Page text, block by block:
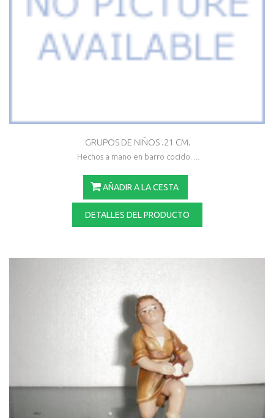
GRUPOS DE NIÑOS .21 CM.
Hechos a mano en barro cocido. ...
AÑADIR A LA CESTA
DETALLES DEL PRODUCTO